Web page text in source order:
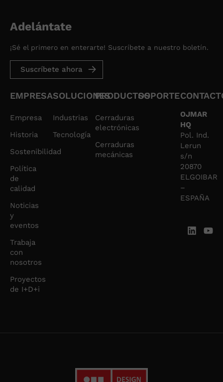
Adelántate
¡Sé el primero en enterarte! Suscríbete a nuestro boletín.
Suscríbete ahora
EMPRESA
Empresa
Historia
Sostenibilidad
Política
de
calidad
Noticias
y
eventos
Trabaja
con
nosotros
Proyectos
de I+D+i
SOLUCIONES
Industrias
Tecnología
PRODUCTOS
Cerraduras
electrónicas
Cerraduras
mecánicas
SOPORTE
OJMAR
HQ
Pol. Ind.
Lerun
s/n
20870
ELGOIBAR
–
ESPAÑA